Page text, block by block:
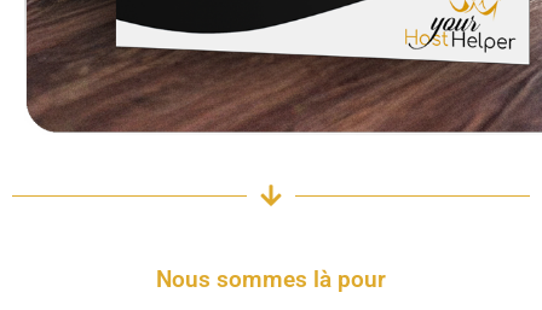
Nous sommes là pour